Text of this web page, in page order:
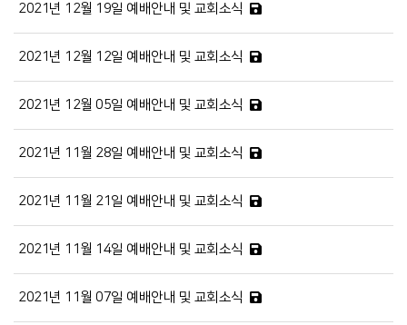
2021년 12월 19일 예배안내 및 교회소식
2021년 12월 12일 예배안내 및 교회소식
2021년 12월 05일 예배안내 및 교회소식
2021년 11월 28일 예배안내 및 교회소식
2021년 11월 21일 예배안내 및 교회소식
2021년 11월 14일 예배안내 및 교회소식
2021년 11월 07일 예배안내 및 교회소식